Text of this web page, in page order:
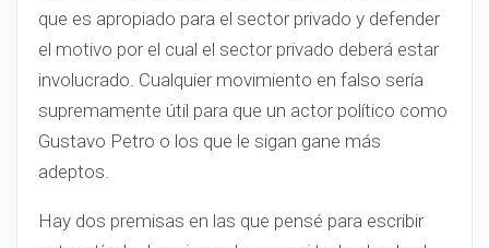
que es apropiado para el sector privado y defender
el motivo por el cual el sector privado deberá estar
involucrado. Cualquier movimiento en falso sería
supremamente útil para que un actor político como
Gustavo Petro o los que le sigan gane más
adeptos.
Hay dos premisas en las que pensé para escribir